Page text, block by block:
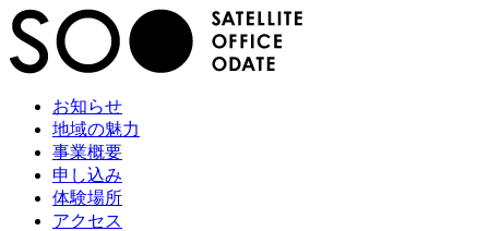
お知らせ
地域の魅力
事業概要
申し込み
体験場所
アクセス